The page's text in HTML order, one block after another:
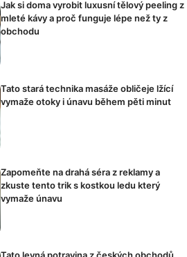
Jak si doma vyrobit luxusní tělový peeling z
mleté kávy a proč funguje lépe než ty z
obchodu
Tato stará technika masáže obličeje lžící
vymaže otoky i únavu během pěti minut
Zapomeňte na drahá séra z reklamy a
zkuste tento trik s kostkou ledu který
vymaže únavu